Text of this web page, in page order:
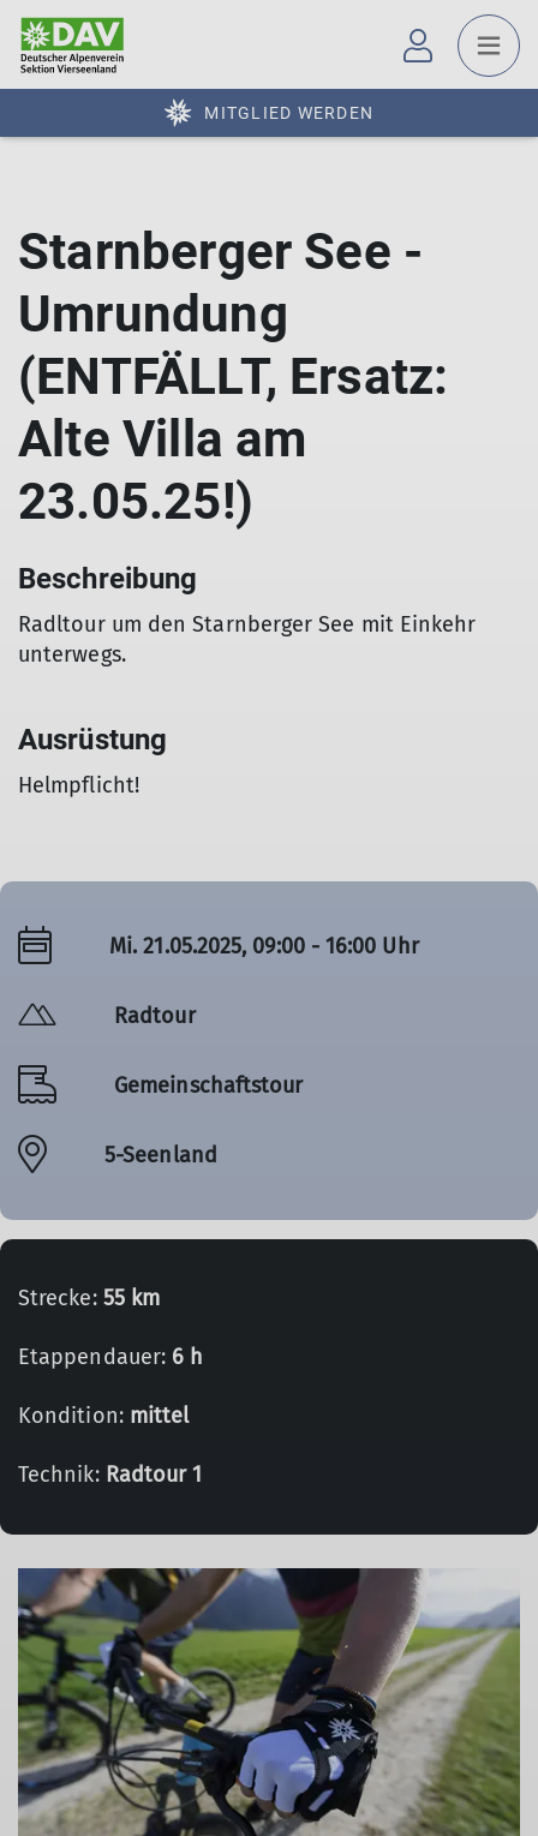
MITGLIED WERDEN
Starnberger See -
Umrundung
(ENTFÄLLT, Ersatz:
Alte Villa am
23.05.25!)
Beschreibung
Radltour um den Starnberger See mit Einkehr
unterwegs.
Ausrüstung
Helmpflicht!
Mi. 21.05.2025, 09:00 - 16:00 Uhr
Radtour
Gemeinschaftstour
5-Seenland
Strecke: 55 km
Etappendauer: 6 h
Kondition: mittel
Technik: Radtour 1